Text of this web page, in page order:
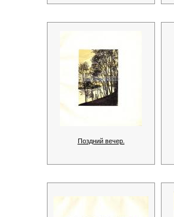
Поздний вечер.